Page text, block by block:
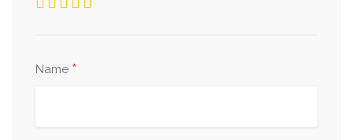
Name *